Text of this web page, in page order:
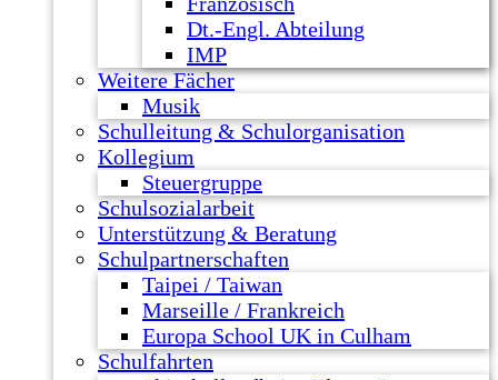
Dt.-Engl. Abteilung
IMP
Weitere Fächer
Musik
Schulleitung & Schulorganisation
Kollegium
Steuergruppe
Schulsozialarbeit
Unterstützung & Beratung
Schulpartnerschaften
Taipei / Taiwan
Marseille / Frankreich
Europa School UK in Culham
Schulfahrten